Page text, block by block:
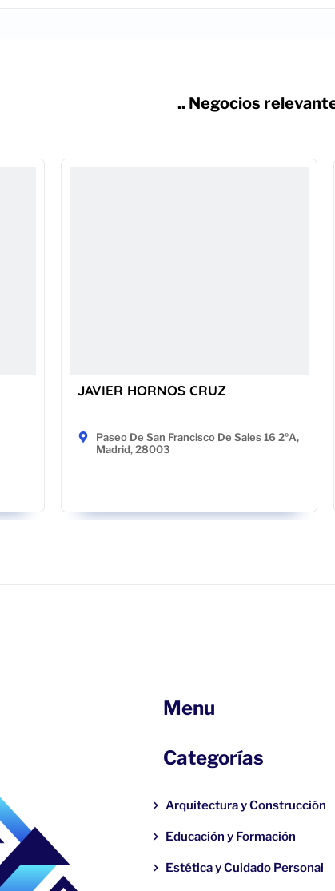
.. Negocios
JAVIER HORNOS CRUZ
Paseo De San Francisco De Sales 16 2ºA,
Madrid, 28003
Menu
Categorías
Arquitectura y Construcción
Educación y Formación
Estética y Cuidado Personal